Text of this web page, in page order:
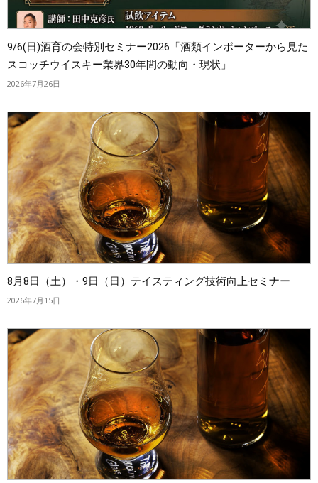
9/6(日)酒育の会特別セミナー2026「酒類インポーターから見た
スコッチウイスキー業界30年間の動向・現状」
2026年7月26日
8月8日（土）・9日（日）テイスティング技術向上セミナー
2026年7月15日